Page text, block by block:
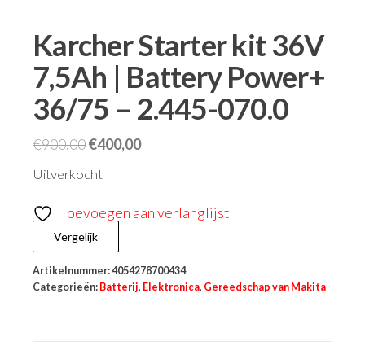
Karcher Starter kit 36V
7,5Ah | Battery Power+
36/75 – 2.445-070.0
€900,00€400,00
Uitverkocht
Toevoegen aan verlanglijst
Vergelijk
Artikelnummer:4054278700434
Categorieën: Batterij, Elektronica, Gereedschap van Makita